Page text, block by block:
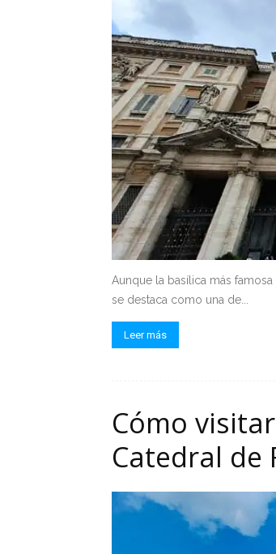
Aunque la basílica más
se destaca como una de...
Leer más
Cómo
Catedral de